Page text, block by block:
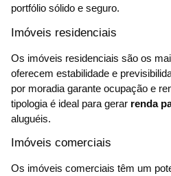
portfólio sólido e seguro.
Imóveis residenciais
Os imóveis residenciais são os
oferecem estabilidade e
por moradia garante ocupação e
tipologia é ideal para gerar renda
aluguéis.
Imóveis comerciais
Os imóveis comerciais têm um